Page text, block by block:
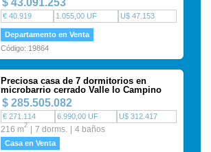
$ 43.091.253
€ 40.919 1.055,00 UF U$ 47.153
Departamento en Venta
Código: 19864
Preciosa casa de 7 dormitorios en
microbarrio cerrado Valle lo Campino
$ 285.505.082
€ 271.114 6.990,00 UF U$ 312.417
216 m2 7 dorms. 4 baños
Casa en Venta